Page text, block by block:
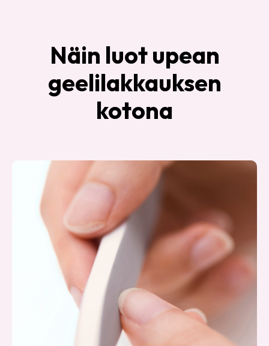
Näin luot upean
geelilakkauksen
kotona